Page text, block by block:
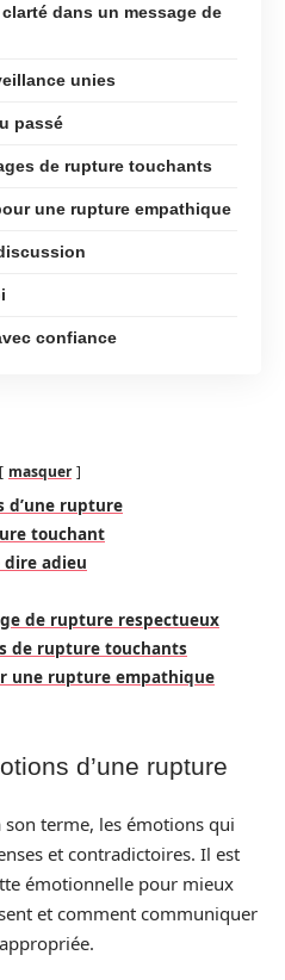
dans un message de
unies
passé
de rupture touchants
une rupture empathique
confiance
masquer
d’une rupture
touchant
dire adieu
de rupture respectueux
de rupture touchants
une rupture empathique
d’une rupture
terme, les émotions qui
et contradictoires. Il est
émotionnelle pour mieux
et comment communiquer